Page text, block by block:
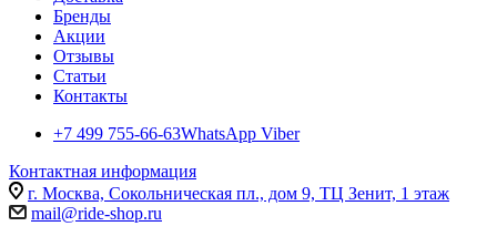
Бренды
Акции
Отзывы
Статьи
Контакты
+7 499 755-66-63WhatsApp Viber
Контактная информация
г. Москва, Сокольническая пл., дом 9, ТЦ Зенит, 1 этаж
mail@ride-shop.ru